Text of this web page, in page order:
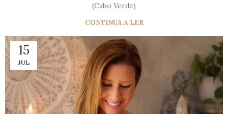
(Cabo Verde)
CONTINUA A LER
15
JUL